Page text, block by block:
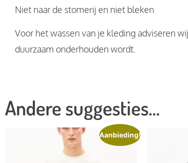
Niet naar de stomerij en niet bleken
Voor het wassen van je kleding adviseren
duurzaam onderhouden wordt.
Andere suggesties…
Aanbieding!